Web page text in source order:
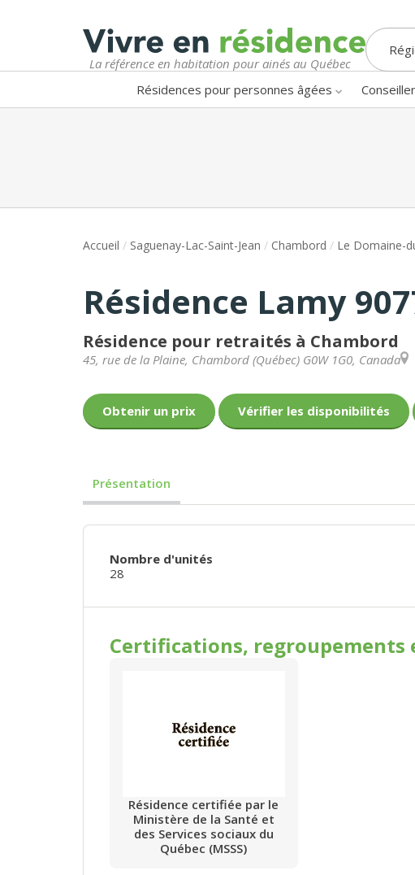
La référence en habitation pour ainés au Québec
Résidences pour personnes âgées
Accueil / Saguenay-Lac-Saint-Jean / Chambord / Le Domaine-
Résidence Lamy
Résidence pour retraités à Chambord
45, rue de la Plaine, Chambord (Québec) G0W 1G0, Canada
Obtenir un prix Vérifier les disponibilités
Présentation
Nombre d'unités
28
Certifications, regroupements
Résidence certifiée par le
Ministère de la Santé et
des Services sociaux du
Québec (MSSS)